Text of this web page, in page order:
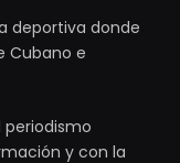
deportiva donde
Cubano e
periodismo
y con la